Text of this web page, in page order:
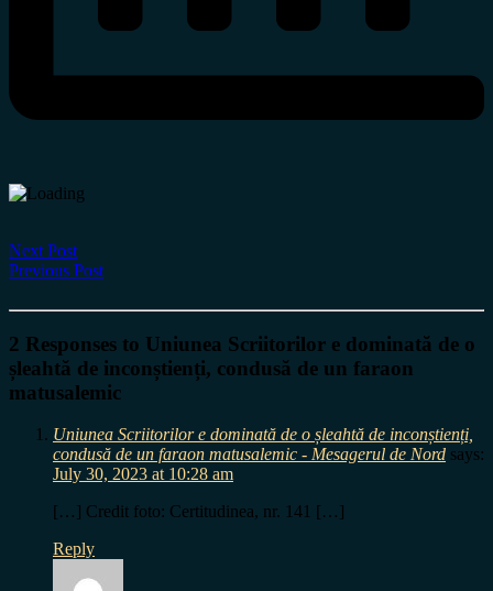
Next Post
Previous Post
2 Responses to Uniunea Scriitorilor e dominată de o
șleahtă de inconștienți, condusă de un faraon
matusalemic
Uniunea Scriitorilor e dominată de o șleahtă de inconștienți,
condusă de un faraon matusalemic - Mesagerul de Nord says:
July 30, 2023 at 10:28 am
[…] Credit foto: Certitudinea, nr. 141 […]
Reply